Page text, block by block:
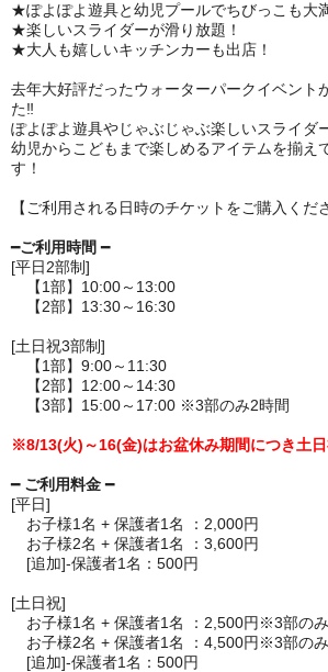
★ぽよぽよ遊具と幼児プールでちびっこも大
★楽しいスライダーが滑り放題！
★大人も嬉しいキッチンカーも出店！
去年大好評だったウォーターパークイベント
た‼
ぽよぽよ遊具やじゃぶじゃぶ楽しいスライダ
幼児からこどもまで楽しめるアイテムを揃え
す！
【ご利用される日時のチケットをご購入くだ
━ご利用時間 ━
[平日2部制]
【1部】 10:00～13:00
【2部】13:30～16:30
[土日祝3部制]
【1部】9:00～11:30
【2部】12:00～14:30
【3部】15:00～17:00 ※3部のみ2時間
※8/13(火)～16(金)はお盆休み期間につき土日
━ ご利用料金 ━
[平日]
お子様1名 + 保護者1名 ：2,000円
お子様2名 + 保護者1名 ：3,600円
[追加]-保護者1名：500円
[土日祝]
お子様1名 + 保護者1名 ：2,500円 ※3部のみ
お子様2名 + 保護者1名 ：4,500円 ※3部のみ
[追加]-保護者1名：500円